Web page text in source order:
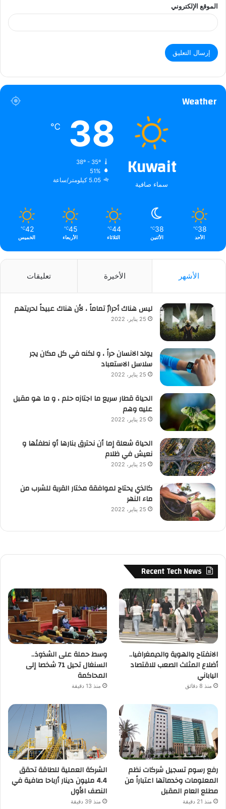
الموقع الإلكتروني
Weather
Kuwait
سماء صافية
38
℃
38º - 35º
51%
5.05 كيلومتر/ساعة
38
℃
الأحد
38
℃
الأثنين
44
℃
الثلاثاء
45
℃
الأربعاء
42
℃
الخميس
الأشهر الأخيرة تعليقات
ليس هناك أحرارٌ تماماً ، لأن هناك عبيداً لحريتهم
25 يناير، 2022
يولد الانسان حراً ، و لكنه في كل مكان يجر
سلاسل الاستعباد
25 يناير، 2022
الحياة قطار سريع ما اجتازه حلم ، و ما هو مقبل
عليه وهم
25 يناير، 2022
الحياة شعلة إما أن نحترق بنارها أو نطفئها و
نعيش في ظلام
25 يناير، 2022
كالذي يحتاج لموافقة مختار القرية للشرب من
ماء النهر
25 يناير، 2022
Recent Tech News
الانفتاح والهوية والديمغرافيا..
أضلاع المثلث الصعب للاقتصاد
الياباني
منذ 8 دقائق
وسط حملة على الشذوذ..
السنغال تحيل 71 شخصا إلى
المحاكمة
منذ 13 دقيقة
رفع رسوم تسجيل شركات نظم
المعلومات وخدماتها اعتباراً من
مطلع العام المقبل
منذ 21 دقيقة
الشركة العملية للطاقة تحقق
4.4 مليون دينار أرباحا صافية في
النصف الأول
منذ 39 دقيقة